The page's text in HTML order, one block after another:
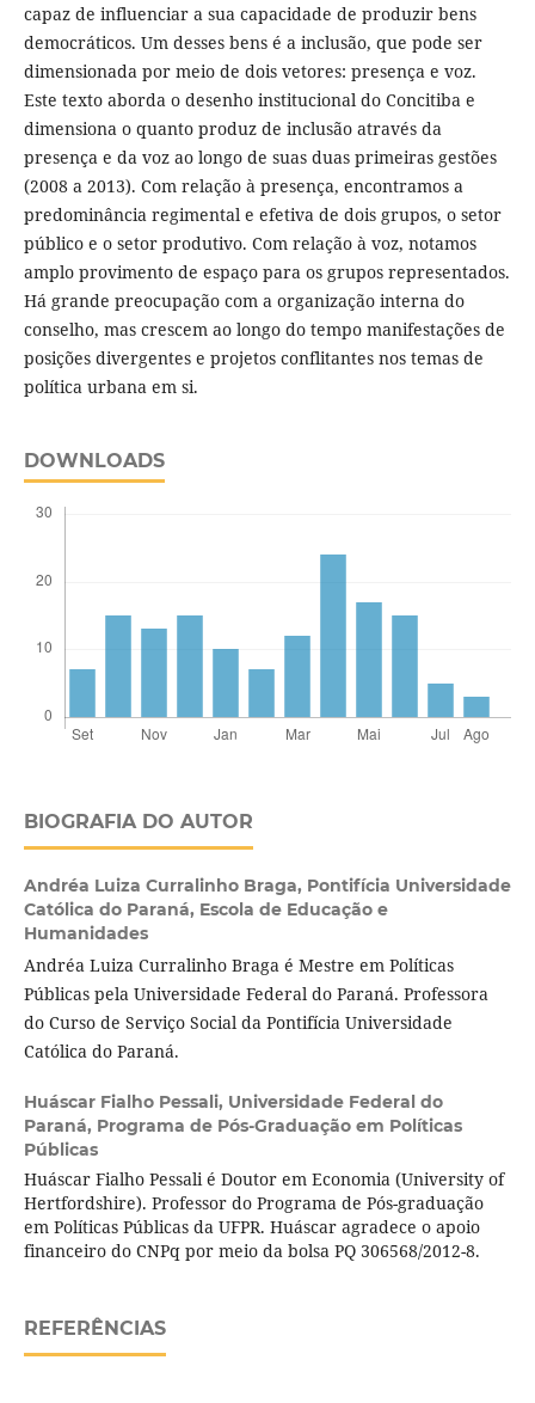
capaz de influenciar a sua capacidade de produzir bens
democráticos. Um desses bens é a inclusão, que pode ser
dimensionada por meio de dois vetores: presença e voz.
Este texto aborda o desenho institucional do Concitiba e
dimensiona o quanto produz de inclusão através da
presença e da voz ao longo de suas duas primeiras gestões
(2008 a 2013). Com relação à presença, encontramos a
predominância regimental e efetiva de dois grupos, o setor
público e o setor produtivo. Com relação à voz, notamos
amplo provimento de espaço para os grupos representados.
Há grande preocupação com a organização interna do
conselho, mas crescem ao longo do tempo manifestações de
posições divergentes e projetos conflitantes nos temas de
política urbana em si.
DOWNLOADS
BIOGRAFIA DO AUTOR
Andréa Luiza Curralinho Braga, Pontifícia Universidade
Católica do Paraná, Escola de Educação e
Humanidades
Andréa Luiza Curralinho Braga é Mestre em Políticas
Públicas pela Universidade Federal do Paraná. Professora
do Curso de Serviço Social da Pontifícia Universidade
Católica do Paraná.
Huáscar Fialho Pessali, Universidade Federal do
Paraná, Programa de Pós-Graduação em Políticas
Públicas
Huáscar Fialho Pessali é Doutor em Economia (University of
Hertfordshire). Professor do Programa de Pós-graduação
em Políticas Públicas da UFPR. Huáscar agradece o apoio
financeiro do CNPq por meio da bolsa PQ 306568/2012-8.
REFERÊNCIAS